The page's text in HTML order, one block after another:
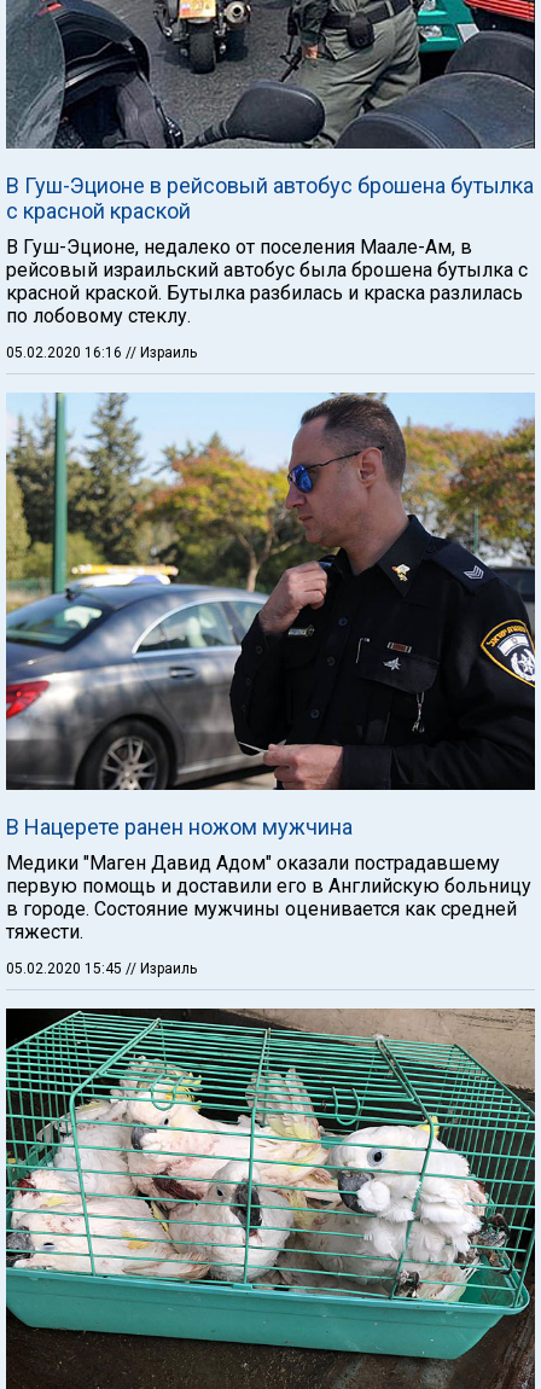
В Гуш-Эционе в рейсовый автобус брошена бутылка
с красной краской
В Гуш-Эционе, недалеко от поселения Маале-Ам, в
рейсовый израильский автобус была брошена бутылка с
красной краской. Бутылка разбилась и краска разлилась
по лобовому стеклу.
05.02.2020 16:16 // Израиль
В Нацерете ранен ножом мужчина
Медики "Маген Давид Адом" оказали пострадавшему
первую помощь и доставили его в Английскую больницу
в городе. Состояние мужчины оценивается как средней
тяжести.
05.02.2020 15:45 // Израиль